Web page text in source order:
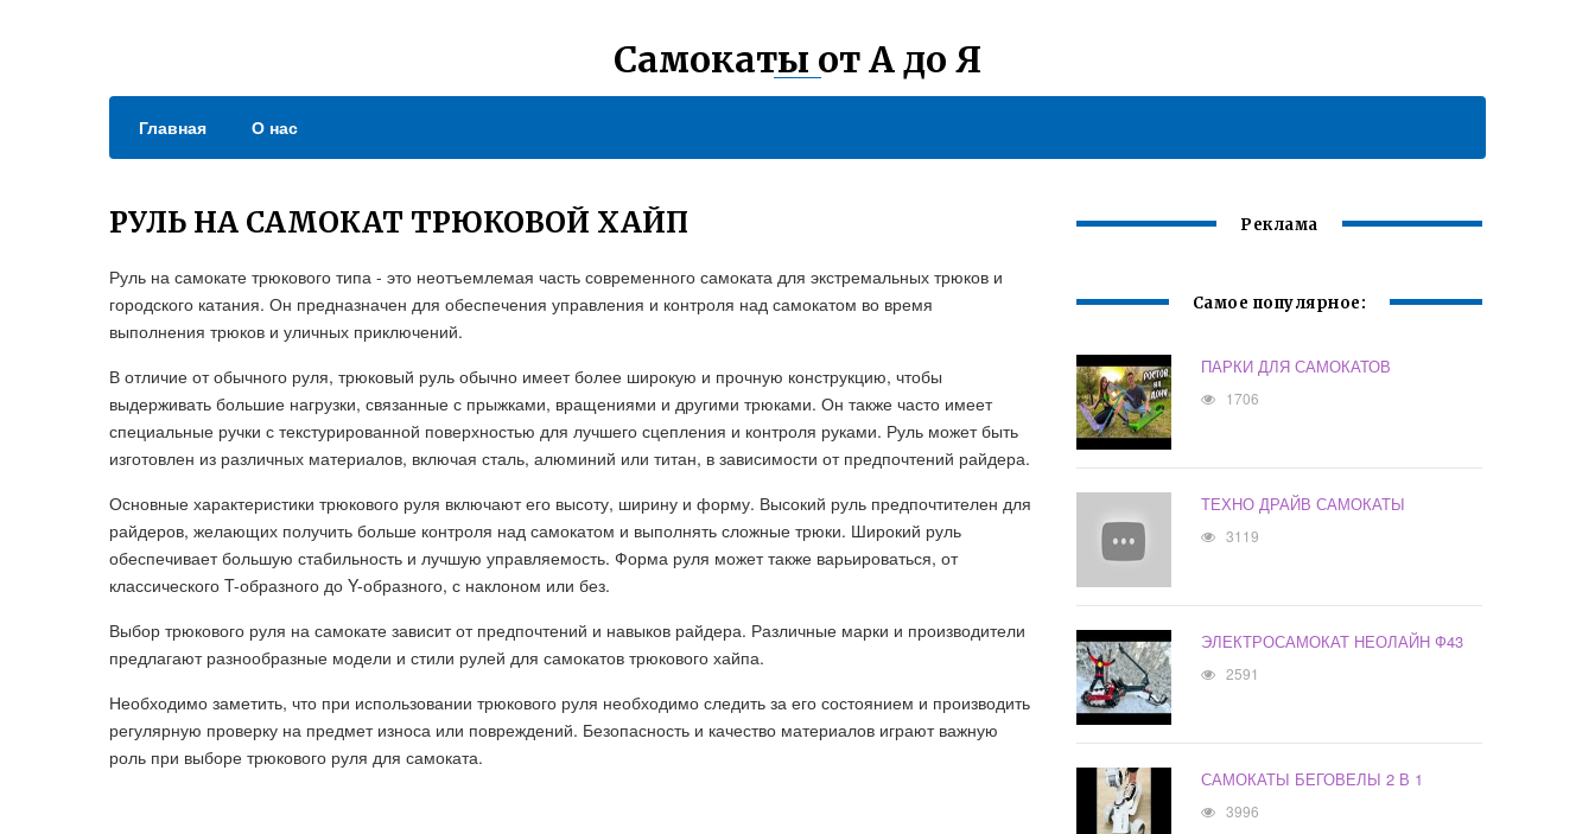
Самокаты от А до Я
Главная О нас
РУЛЬ НА САМОКАТ ТРЮКОВОЙ ХАЙП
Руль на самокате трюкового типа - это неотъемлемая часть современного самоката для экстремальных трюков и
городского катания. Он предназначен для обеспечения управления и контроля над самокатом во время
выполнения трюков и уличных приключений.
В отличие от обычного руля, трюковый руль обычно имеет более широкую и прочную конструкцию, чтобы
выдерживать большие нагрузки, связанные с прыжками, вращениями и другими трюками. Он также часто имеет
специальные ручки с текстурированной поверхностью для лучшего сцепления и контроля руками. Руль может быть
изготовлен из различных материалов, включая сталь, алюминий или титан, в зависимости от предпочтений райдера.
Основные характеристики трюкового руля включают его высоту, ширину и форму. Высокий руль предпочтителен для
райдеров, желающих получить больше контроля над самокатом и выполнять сложные трюки. Широкий руль
обеспечивает большую стабильность и лучшую управляемость. Форма руля может также варьироваться, от
классического T-образного до Y-образного, с наклоном или без.
Выбор трюкового руля на самокате зависит от предпочтений и навыков райдера. Различные марки и производители
предлагают разнообразные модели и стили рулей для самокатов трюкового хайпа.
Необходимо заметить, что при использовании трюкового руля необходимо следить за его состоянием и производить
регулярную проверку на предмет износа или повреждений. Безопасность и качество материалов играют важную
роль при выборе трюкового руля для самоката.
Реклама
Самое популярное:
ПАРКИ ДЛЯ САМОКАТОВ
1706
ТЕХНО ДРАЙВ САМОКАТЫ
3119
ЭЛЕКТРОСАМОКАТ НЕОЛАЙН Ф43
2591
САМОКАТЫ БЕГОВЕЛЫ 2 В 1
3996